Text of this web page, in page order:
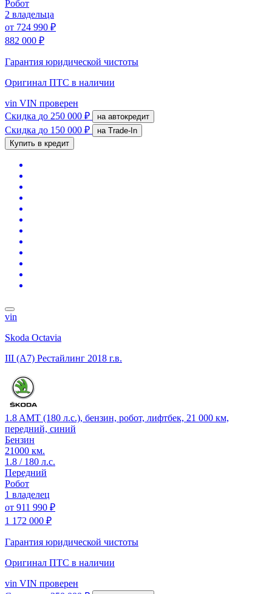
Робот
2 владельца
от 724 990 ₽
882 000 ₽
Гарантия юридической чистоты
Оригинал ПТС в наличии
vin VIN проверен
Скидка до 250 000 ₽ на автокредит
Скидка до 150 000 ₽
на Trade-In
Купить в кредит
vin
Skoda Octavia
III (A7) Рестайлинг 2018 г.в.
1.8 AMT (180 л.с.), бензин, робот, лифтбек, 21 000 км,
передний, синий
Бензин
21000 км.
1.8 / 180 л.с.
Передний
Робот
1 владелец
от 911 990 ₽
1 172 000 ₽
Гарантия юридической чистоты
Оригинал ПТС в наличии
vin VIN проверен